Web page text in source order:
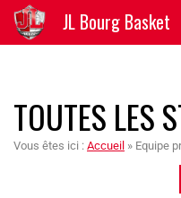
JL Bourg Basket
TOUTES LES
Vous êtes ici : Accueil » Equipe